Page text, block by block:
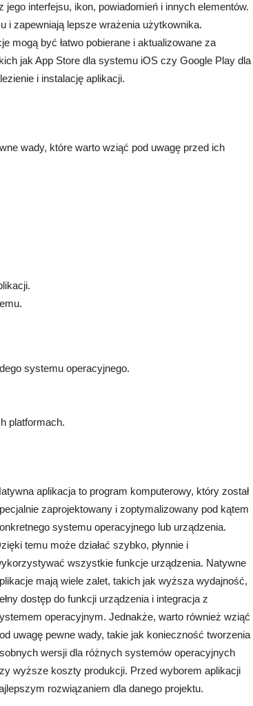
interfejsu, ikon, powiadomień i innych elementów.
i zapewniają lepsze wrażenia użytkownika.
mogą być łatwo pobierane i aktualizowane za
jak App Store dla systemu iOS czy Google Play dla
i instalację aplikacji.
wady, które warto wziąć pod uwagę przed ich
systemu operacyjnego.
platformach.
aplikacja to program komputerowy, który został
zaprojektowany i zoptymalizowany pod kątem
systemu operacyjnego lub urządzenia.
temu może działać szybko, płynnie i
wszystkie funkcje urządzenia. Natywne
mają wiele zalet, takich jak wyższa wydajność,
dostęp do funkcji urządzenia i integracja z
operacyjnym. Jednakże, warto również wziąć
uwagę pewne wady, takie jak konieczność tworzenia
wersji dla różnych systemów operacyjnych
wyższe koszty produkcji. Przed wyborem aplikacji
rozwiązaniem dla danego projektu.